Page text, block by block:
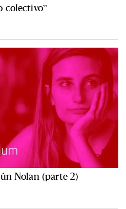
colectivo”
Nolan (parte 2)